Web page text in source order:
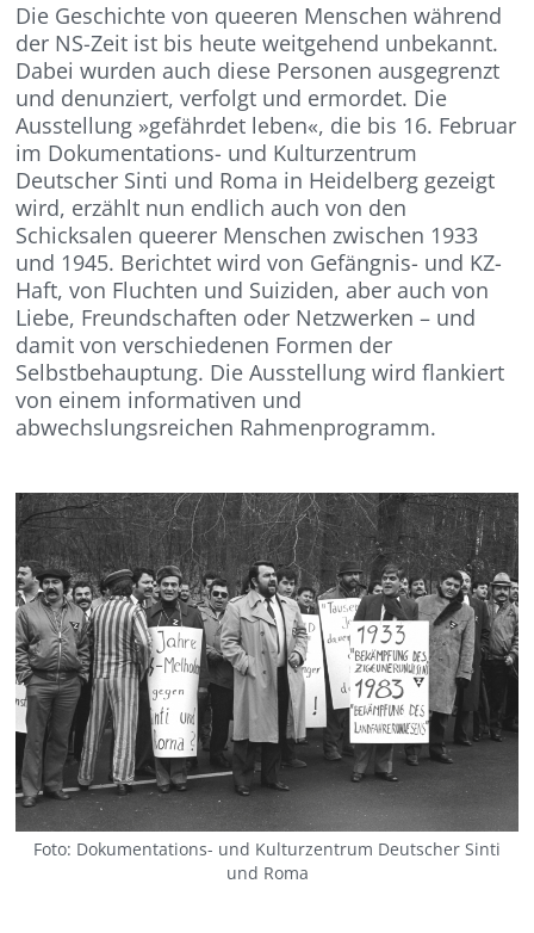
Die Geschichte von queeren Menschen wäh­rend
der NS-Zeit ist bis heute weitgehend unbekannt.
Dabei wurden auch diese Per­sonen ausgegrenzt
und denunziert, verfolgt und ermordet. Die
Ausstellung »gefährdet leben«, die bis 16. Februar
im Dokumentations- und Kulturzentrum
Deutscher Sinti und Roma in Heidelberg gezeigt
wird, erzählt nun endlich auch von den
Schicksalen queerer Menschen zwischen 1933
und 1945. Berichtet wird von Gefäng­nis- und KZ-
Haft, von Fluchten und Suiziden, aber auch von
Liebe, Freundschaften oder Netzwerken – und
damit von verschiede­nen Formen der
Selbstbehauptung. Die Ausstellung wird flankiert
von einem informativen und
abwechslungsreichen Rahmenprogramm.
Foto: Dokumentations- und Kulturzentrum Deutscher Sinti
und Roma